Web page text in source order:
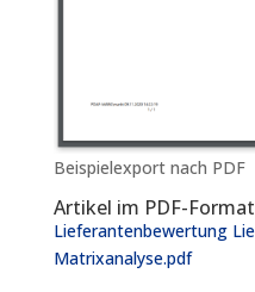
Beispielexport nach PDF
Artikel im PDF-
Lieferantenbewertung
Matrixanalyse.pdf